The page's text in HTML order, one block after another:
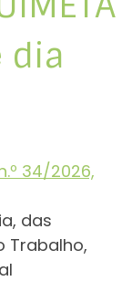
dia
34/2026,
das
Trabalho,